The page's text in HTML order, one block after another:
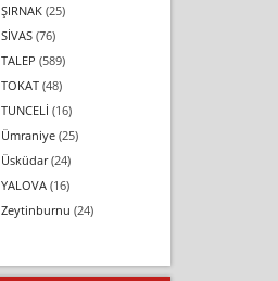
ŞIRNAK(25)
SİVAS(76)
TALEP (589)
TOKAT(48)
TUNCELİ (16)
Ümraniye(25)
Üsküdar(24)
YALOVA(16)
Zeytinburnu (24)